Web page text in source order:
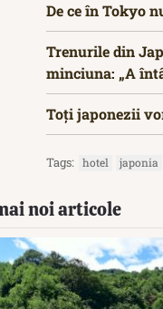
De ce în Tokyo
Trenurile din
minciuna: „A
Toți japonezii
Tags: hotel japonia
noi articole